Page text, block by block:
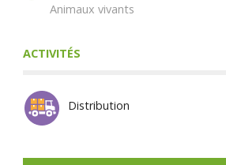
Animaux vivants
ACTIVITÉS
Distribution